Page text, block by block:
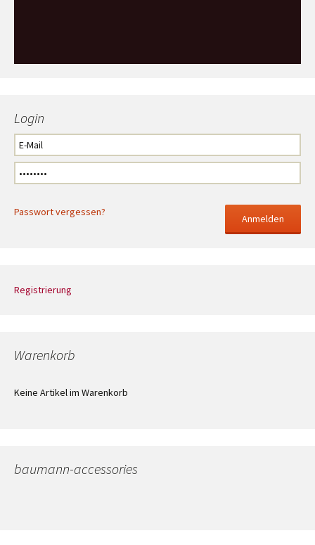
Login
Passwort vergessen?
Registrierung
Warenkorb
Keine Artikel im Warenkorb
baumann-accessories